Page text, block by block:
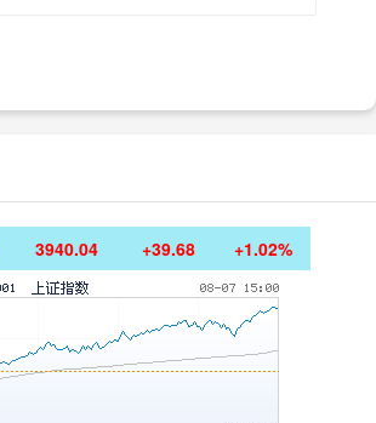
3940.04 +39.68 +1.02%